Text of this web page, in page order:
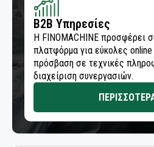
B2B Υπηρεσίες
Η FINOMACHINE προσφέρει
πλατφόρμα για εύκολες
πρόσβαση σε τεχνικές
διαχείριση συνεργασιών.